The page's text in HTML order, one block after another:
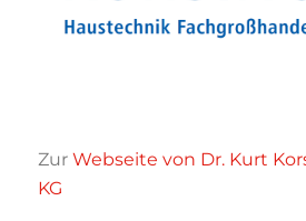
Zur Webseite von Dr. Kurt
KG